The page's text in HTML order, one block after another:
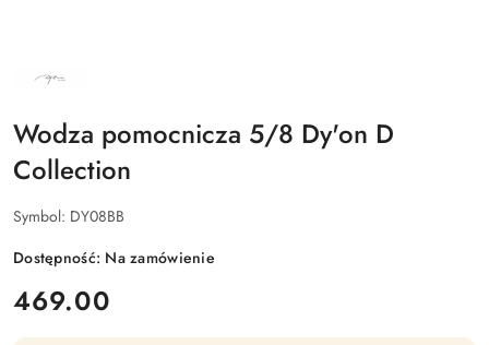
NAZWA
PRODUCENTA:
Wodza pomocnicza 5/8 Dy'on D
Collection
Symbol: DY08BB
Dostępność: Na zamówienie
cena:
469.00